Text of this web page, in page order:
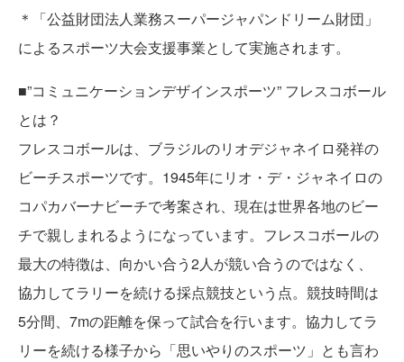
＊「公益財団法人業務スーパージャパンドリーム財団」
によるスポーツ大会支援事業として実施されます。
■”コミュニケーションデザインスポーツ” フレスコボール
とは？
フレスコボールは、ブラジルのリオデジャネイロ発祥の
ビーチスポーツです。1945年にリオ・デ・ジャネイロの
コパカバーナビーチで考案され、現在は世界各地のビー
チで親しまれるようになっています。フレスコボールの
最大の特徴は、向かい合う2人が競い合うのではなく、
協力してラリーを続ける採点競技という点。競技時間は
5分間、7mの距離を保って試合を行います。協力してラ
リーを続ける様子から「思いやりのスポーツ」とも言わ